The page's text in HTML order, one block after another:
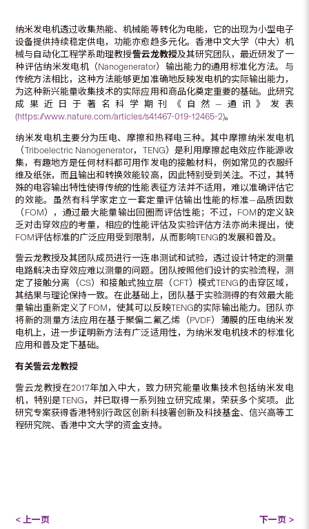
纳米发电机透过收集热能、机械能等转化为电能，它的出现为小型电子
设备提供持续稳定供电，功能亦愈趋多元化。香港中文大学（中大）机
械与自动化工程学系助理教授訾云龙教授及其研究团队，最近研发了一
种评估纳米发电机（Nanogenerator）输出能力的通用标准化方法。与
传统方法相比，这种方法能够更加准确地反映发电机的实际输出能力，
为这种新兴能量收集技术的实际应用和商品化奠定重要的基础。此研究
成果近日于著名科学期刊《自然—通讯》发表
(https://www.nature.com/articles/s41467-019-12465-2)。
纳米发电机主要分为压电、摩擦和热释电三种。其中摩擦纳米发电机
（Triboelectric Nanogenerator，TENG）是利用摩擦起电效应作能源收
集，有趣地方是任何材料都可用作发电的接触材料，例如常见的衣服纤
维及纸张，而且输出和转换效能较高，因此特别受到关注。不过，其特
殊的电容输出特性使得传统的性能表征方法并不适用，难以准确评估它
的效能。虽然有科学家定立一套定量评估输出性能的标准—品质因数
（FOM），通过最大能量输出回圈而评估性能；不过，FOM的定义缺
乏对击穿效应的考量，相应的性能评估及实验评估方法亦尚未提出，使
FOM评估标准的广泛应用受到限制，从而影响TENG的发展和普及。
訾云龙教授及其团队成员进行一连串测试和试验，透过设计特定的测量
电路解决击穿效应难以测量的问题。团队按照他们设计的实验流程，测
定了接触分离（CS）和接触式独立层（CFT）模式TENG的击穿区域，
其结果与理论保持一致。在此基础上，团队基于实验测得的有效最大能
量输出重新定义了FOM，使其可以反映TENG的实际输出能力。团队亦
将新的测量方法应用在基于聚偏二氟乙烯（PVDF）薄膜的压电纳米发
电机上，进一步证明新方法有广泛适用性，为纳米发电机技术的标准化
应用和普及定下基础。
有关訾云龙教授
訾云龙教授在2017年加入中大，致力研究能量收集技术包括纳米发电
机，特别是TENG，并已取得一系列独立研究成果，荣获多个奖项。此
研究专案获得香港特别行政区创新科技署创新及科技基金、信兴高等工
程研究院、香港中文大学的资金支持。
< 上一页 下一页 >